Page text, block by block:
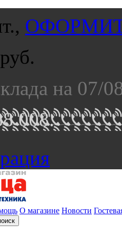
руб.
на 07/
008.
О магазине Новости